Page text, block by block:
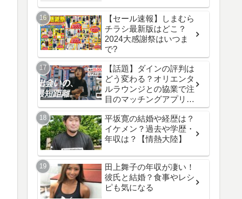
【セール速報】しまむら
チラシ最新版はどこ？
2024大感謝祭はいつま
で?
【話題】ダインの評判は
どう変わる？オリエンタ
ルラウンジとの協業で注
目のマッチングアプリ最
新情報！
平坂寛の結婚や経歴は？
イケメン？過去や学歴・
年収は？【情熱大陸】
田上舞子の年収が凄い！
彼氏と結婚？食事やレシ
ピも気になる